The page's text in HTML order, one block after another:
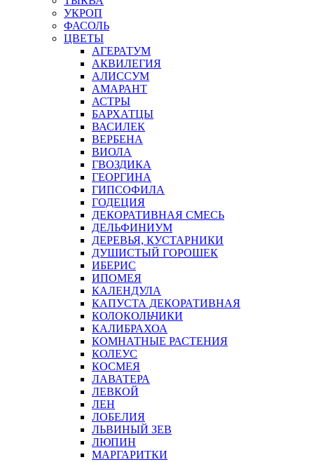
УКРОП
ФАСОЛЬ
ЦВЕТЫ
АГЕРАТУМ
АКВИЛЕГИЯ
АЛИССУМ
АМАРАНТ
АСТРЫ
БАРХАТЦЫ
ВАСИЛЕК
ВЕРБЕНА
ВИОЛА
ГВОЗДИКА
ГЕОРГИНА
ГИПСОФИЛА
ГОДЕЦИЯ
ДЕКОРАТИВНАЯ СМЕСЬ
ДЕЛЬФИНИУМ
ДЕРЕВЬЯ, КУСТАРНИКИ
ДУШИСТЫЙ ГОРОШЕК
ИБЕРИС
ИПОМЕЯ
КАЛЕНДУЛА
КАПУСТА ДЕКОРАТИВНАЯ
КОЛОКОЛЬЧИКИ
КАЛИБРАХОА
КОМНАТНЫЕ РАСТЕНИЯ
КОЛЕУС
КОСМЕЯ
ЛАВАТЕРА
ЛЕВКОЙ
ЛЕН
ЛОБЕЛИЯ
ЛЬВИНЫЙ ЗЕВ
ЛЮПИН
МАРГАРИТКИ